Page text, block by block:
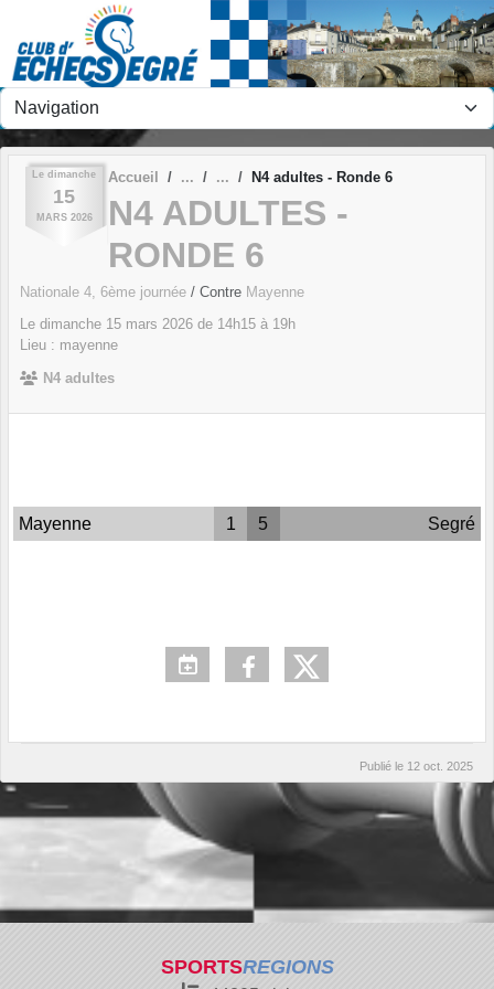
Le dimanche
15
MARS 2026
Accueil N4 adultes - Ronde 6
N4 ADULTES -
RONDE 6
Nationale 4, 6ème journée / Contre Mayenne
Le dimanche 15 mars 2026 de 14h15 à 19h
Lieu : mayenne
N4 adultes
Mayenne 1 5 Segré
Publié le 12 oct. 2025
SPORTSREGIONS
Panneau de gestion des cookies